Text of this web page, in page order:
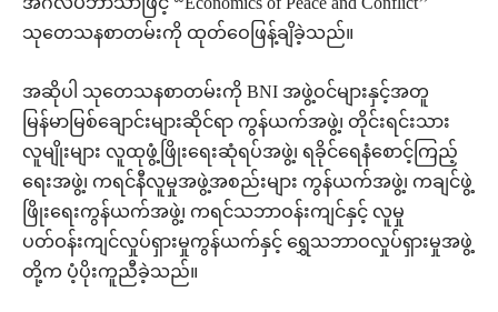
သုတေသနစာတမ်းကို ထုတ်ဝေဖြန့်ချိခဲ့သည်။
အဆိုပါ သုတေသနစာတမ်းကို BNI အဖွဲ့ဝင်များနှင့်အတူ
မြန်မာမြစ်ချောင်းများဆိုင်ရာ ကွန်ယက်အဖွဲ့၊ တိုင်းရင်းသား
လူမျိုးများ လူထုဖွံ့ဖြိုးရေးဆုံရပ်အဖွဲ့၊ ရခိုင်ရေနံစောင့်ကြည့်
ရေးအဖွဲ့၊ ကရင်နီလူမှုအဖွဲ့အစည်းများ ကွန်ယက်အဖွဲ့၊ ကချင်ဖွဲ့
ဖြိုးရေးကွန်ယက်အဖွဲ့၊ ကရင်သဘာဝန်းကျင်နှင့် လူမှု
ပတ်ဝန်းကျင်လှုပ်ရှားမှုကွန်ယက်နှင့် ရွှေသဘာဝလှုပ်ရှားမှုအဖွဲ့
တို့က ပံ့ပိုးကူညီခဲ့သည်။